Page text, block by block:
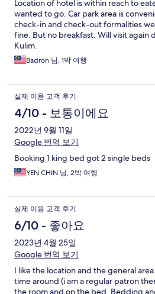
Location of hotel is within reach to
wanted to go. Car park area is
check-in and check-out formalities
fine. But no breakfast. Will visit again
Kulim.
Badron 님, 1박 여행
실제 이용 고객 후기
4/10 - 보통이에요
2022년 9월 11일
Google 번역 보기
Booking 1 king bed got 2 single beds
YEN CHIN 님, 2박 여행
실제 이용 고객 후기
6/10 - 좋아요
2023년 4월 25일
Google 번역 보기
I like the location and the general
time around (i am a regular patron
the room and on the bed. Bedding